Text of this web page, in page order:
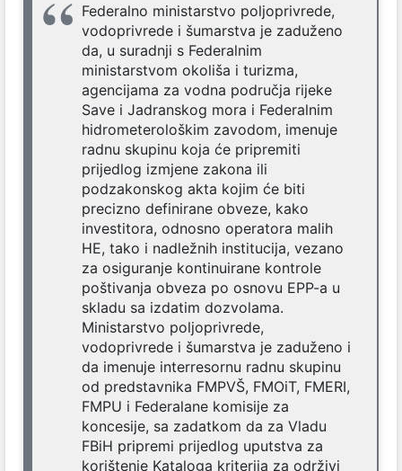
Federalno ministarstvo poljoprivrede,
vodoprivrede i šumarstva je zaduženo
da, u suradnji s Federalnim
ministarstvom okoliša i turizma,
agencijama za vodna područja rijeke
Save i Jadranskog mora i Federalnim
hidrometerološkim zavodom, imenuje
radnu skupinu koja će pripremiti
prijedlog izmjene zakona ili
podzakonskog akta kojim će biti
precizno definirane obveze, kako
investitora, odnosno operatora malih
HE, tako i nadležnih institucija, vezano
za osiguranje kontinuirane kontrole
poštivanja obveza po osnovu EPP-a u
skladu sa izdatim dozvolama.
Ministarstvo poljoprivrede,
vodoprivrede i šumarstva je zaduženo i
da imenuje interresornu radnu skupinu
od predstavnika FMPVŠ, FMOiT, FMERI,
FMPU i Federalane komisije za
koncesije, sa zadatkom da za Vladu
FBiH pripremi prijedlog uputstva za
korištenje Kataloga kriterija za održivi